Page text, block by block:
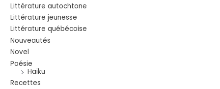
Littérature autochtone
Littérature jeunesse
Littérature québécoise
Nouveautés
Novel
Poésie
Haiku
Recettes